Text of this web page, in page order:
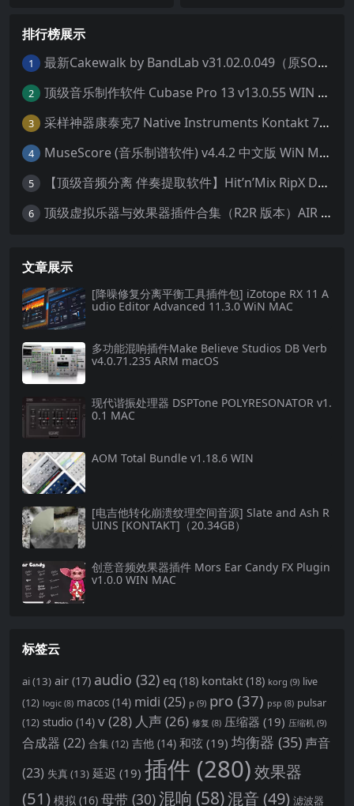
排行榜展示
1 最新Cakewalk by BandLab v31.02.0.049（原SONAR白金版）中文版/安装方法（Win）
2 顶级音乐制作软件 Cubase Pro 13 v13.0.55 WIN MAC 破解版下载含全套80G音色库 附安装教程
3 采样神器康泰克7 Native Instruments Kontakt 7 v7.10.9 WiN MAC 便携版 MAC含批量入库工具 NICNT文件制作工具 非标准音色库入库
4 MuseScore (音乐制谱软件) v4.4.2 中文版 WiN MAC
5 【顶级音频分离 伴奏提取软件】Hit’n’Mix RipX DeepAudio v7.5.1 WIN MAC
6 顶级虚拟乐器与效果器插件合集（R2R 版本）AIR Music Technology
文章展示
[降噪修复分离平衡工具插件包] iZotope RX 11 A
udio Editor Advanced 11.3.0 WiN MAC
多功能混响插件Make Believe Studios DB Verb
v4.0.71.235 ARM macOS
现代谐振处理器 DSPTone POLYRESONATOR v1.
0.1 MAC
AOM Total Bundle v1.18.6 WIN
[电吉他转化崩溃纹理空间音源] Slate and Ash R
UINS [KONTAKT]（20.34GB）
创意音频效果器插件 Mors Ear Candy FX Plugin
v1.0.0 WIN MAC
标签云
ai(13) air (17) audio (32) eq (18) kontakt (18) korg (9) live
(12) logic (8) macos (14) midi (25) p (9) pro (37) psp (8) pulsar
(12) studio (14) v(28) 人声(26) 修复 (8) 压缩器 (19) 压缩机 (9)
合成器 (22) 合集 (12) 吉他 (14) 和弦 (19) 均衡器 (35) 声音
(23) 失真(13) 延迟 (19) 插件 (280)效果器
(51) 模拟 (16) 母带 (30)混响 (58)混音 (49) 滤波器